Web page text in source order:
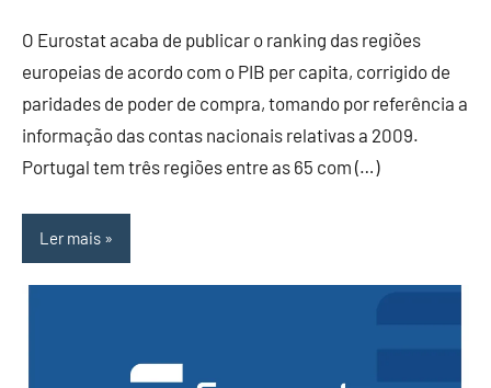
O Eurostat acaba de publicar o ranking das regiões
europeias de acordo com o PIB per capita, corrigido de
paridades de poder de compra, tomando por referência a
informação das contas nacionais relativas a 2009.
Portugal tem três regiões entre as 65 com (…)
Ler mais